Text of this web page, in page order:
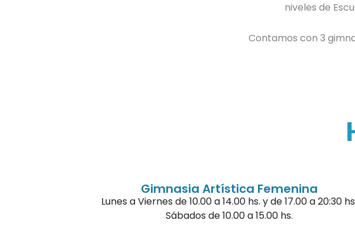
niveles de
Contamos con 3
Gimnasia Artística Femenina
Lunes a Viernes de 10.00 a 14.00 hs. y de 17.00 a 20:30
Sábados de 10.00 a 15.00 hs.